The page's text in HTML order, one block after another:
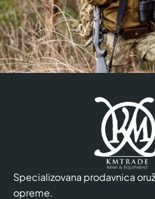
Specializovana prodavnica
opreme.